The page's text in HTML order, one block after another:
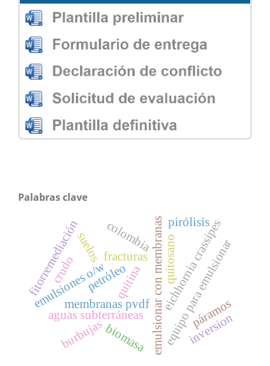
Palabras clave
emulsionar con membranas
membranas pvdf equipo para emulsionar
emulsiones o/w eichhornia crassipes
fitorremediación fracturas
aguas subterráneas páramos
colombia pirólisis
biomasa
suelos
petróleo
crudo quitina quitosano
burbujas inversion